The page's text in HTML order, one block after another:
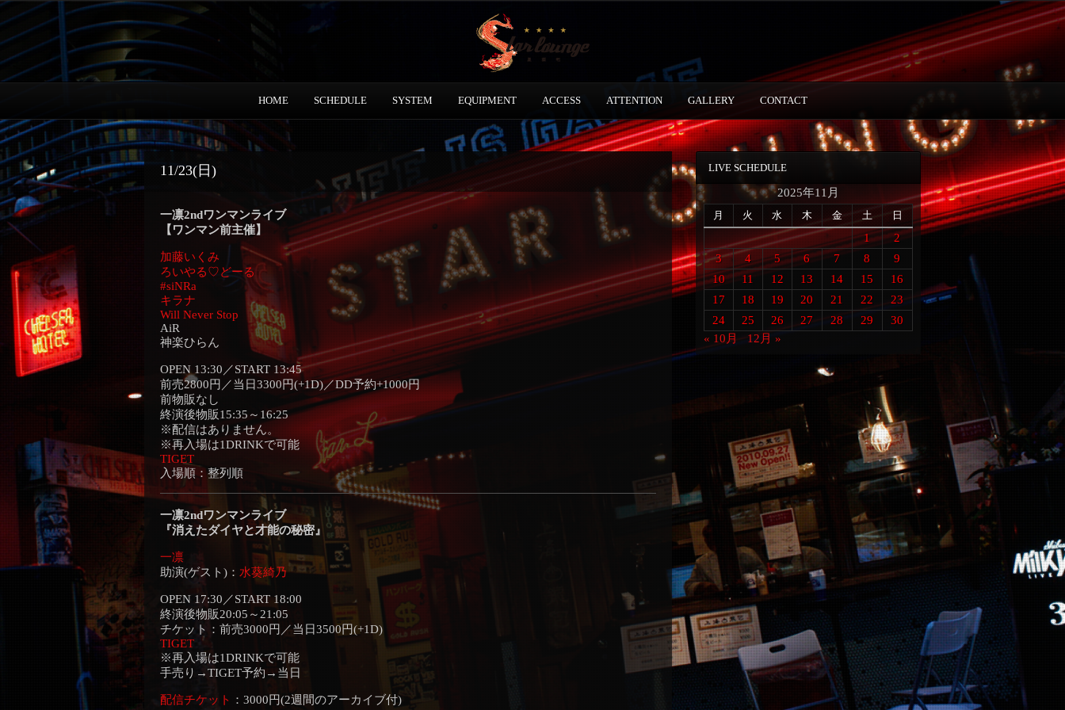
HOME SCHEDULE SYSTEM EQUIPMENT ACCESS ATTENTION GALLERY CONTACT
11/23(日)
一凛2ndワンマンライブ
【ワンマン前主催】
加藤いくみ
ろいやる♡どーる
#siNRa
キラナ
Will Never Stop
AiR
神楽ひらん
OPEN 13:30／START 13:45
前売2800円／当日3300円(+1D)／DD予約+1000円
前物販なし
終演後物販15:35～16:25
※配信はありません。
※再入場は1DRINKで可能
TIGET
入場順：整列順
一凛2ndワンマンライブ
『消えたダイヤと才能の秘密』
一凛
助演(ゲスト)： 水葵綺乃
OPEN 17:30／START 18:00
終演後物販20:05～21:05
チケット：前売3000円／当日3500円(+1D)
TIGET
※再入場は1DRINKで可能
手売り→TIGET予約→当日
配信チケット ：3000円(2週間のアーカイブ付)
LIVE SCHEDULE
2025年11月
月 火 水 木 金 土 日
1
2
3
4 5 6 7 8
9
10
11 12 13 14 15
16
17
18 19 20 21 22
23
24
25 26 27 28 29
30
« 10月
12月 »